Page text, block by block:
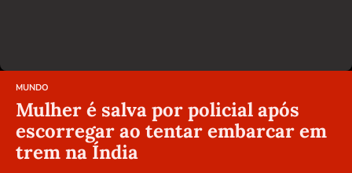
MUNDO
Mulher é salva por policial após
escorregar ao tentar embarcar em
trem na Índia